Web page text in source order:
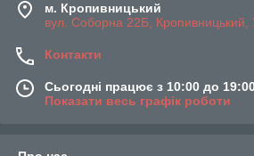
м. Кропивницький
вул. Соборна 22Б, Кропивницький,
Контакти
Сьогодні працює з 10:00 до
Показати весь графік роботи